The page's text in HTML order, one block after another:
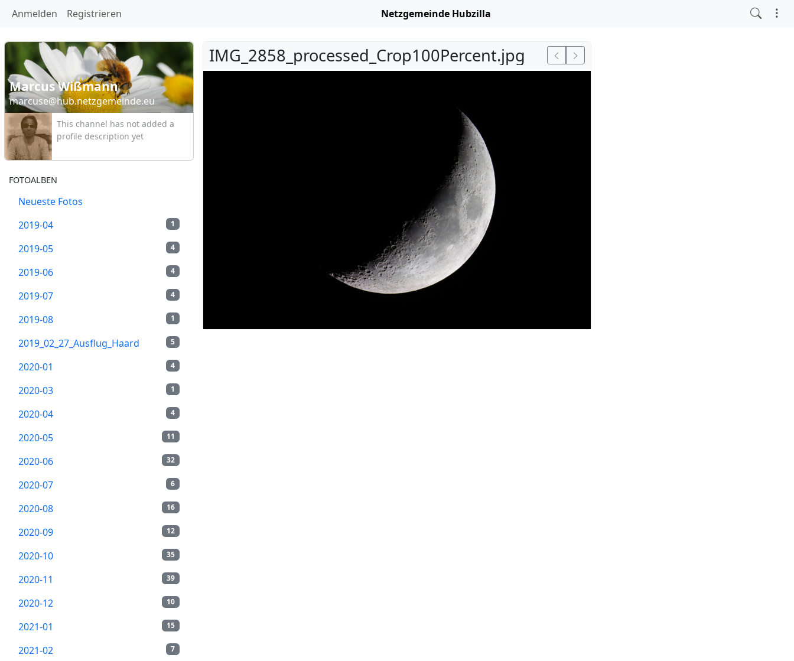
Anmelden Registrieren Netzgemeinde Hubzilla
Marcus Wißmann
marcuse@hub.netzgemeinde.eu
This channel has not added a
profile description yet
FOTOALBEN
Neueste Fotos
1
2019-04
4
2019-05
4
2019-06
4
2019-07
1
2019-08
5
2019_02_27_Ausflug_Haard
4
2020-01
1
2020-03
4
2020-04
11
2020-05
32
2020-06
6
2020-07
16
2020-08
12
2020-09
35
2020-10
39
2020-11
10
2020-12
15
2021-01
7
2021-02
IMG_2858_processed_Crop100Percent.jpg